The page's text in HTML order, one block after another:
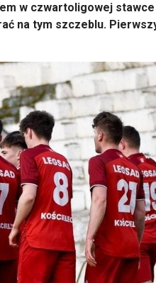
w czwartoligowej
na tym szczeblu.